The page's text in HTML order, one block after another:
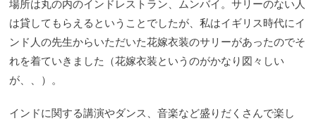
場所は丸の内のインドレストラン、ムンバイ。サリーのない人
は貸してもらえるということでしたが、私はイギリス時代にイ
ンド人の先生からいただいた花嫁衣装のサリーがあったのでそ
れを着ていきました（花嫁衣装というのがかなり図々しい
が、、）。
インドに関する講演やダンス、音楽など盛りだくさんで楽し